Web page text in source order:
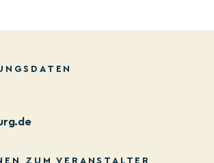
ZUM VERANSTALTER